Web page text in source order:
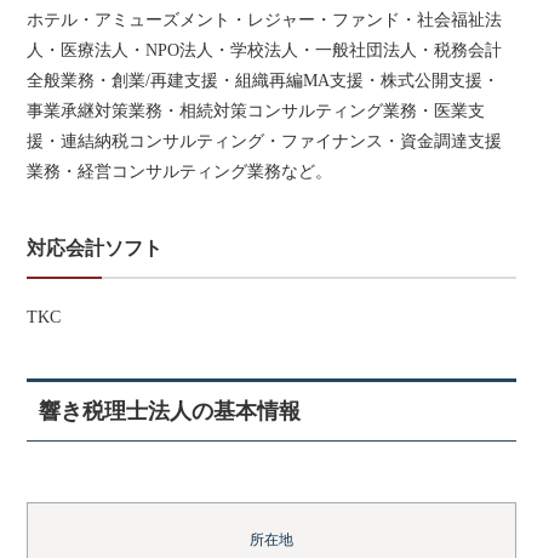
ホテル・アミューズメント・レジャー・ファンド・社会福祉法
人・医療法人・NPO法人・学校法人・一般社団法人・税務会計
全般業務・創業/再建支援・組織再編MA支援・株式公開支援・
事業承継対策業務・相続対策コンサルティング業務・医業支
援・連結納税コンサルティング・ファイナンス・資金調達支援
業務・経営コンサルティング業務など。
対応会計ソフト
TKC
響き税理士法人の基本情報
所在地